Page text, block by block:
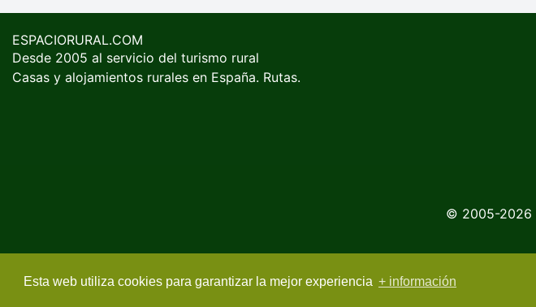
Esta web utiliza cookies para garantizar la mejor experiencia + información
ESPACIORURAL.COM
Desde 2005 al servicio del turismo rural
Casas y alojamientos rurales en España. Rutas.
© 2005-2026